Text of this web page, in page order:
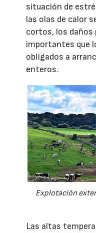
situación de
las olas de calor
cortos, los daños
importantes que
obligados a
enteros.
Explotación
Las altas